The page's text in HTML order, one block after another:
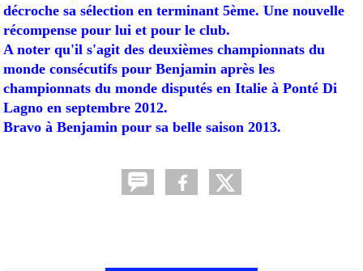
décroche sa sélection en terminant 5ème. Une nouvelle
récompense pour lui et pour le club.
A noter qu'il s'agit des deuxièmes championnats du
monde consécutifs pour Benjamin après les
championnats du monde disputés en Italie à Ponté Di
Lagno en septembre 2012.
Bravo à Benjamin pour sa belle saison 2013.